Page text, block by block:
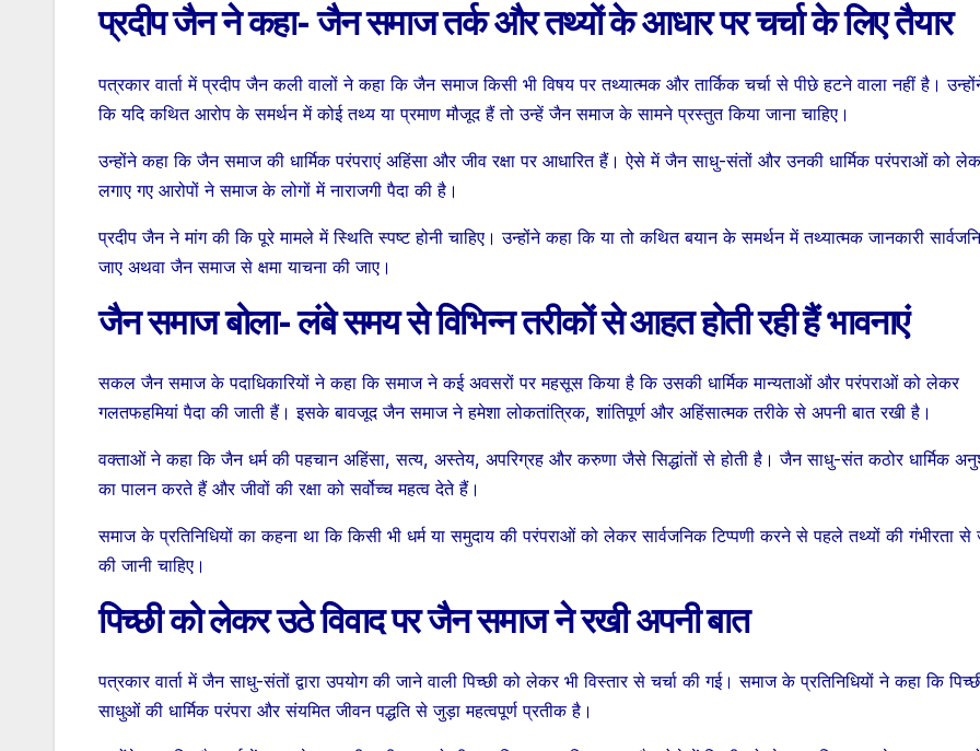
प्रदीप जैन ने कहा- जैन समाज तर्क और तथ्यों के आधार पर चर्चा के लिए तैयार
पत्रकार वार्ता में प्रदीप जैन कली वालों ने कहा कि जैन समाज किसी भी विषय पर तथ्यात्मक और तार्किक चर्चा से पीछे हटने वाला नहीं है।
कि यदि कथित आरोप के समर्थन में कोई तथ्य या प्रमाण मौजूद हैं तो उन्हें जैन समाज के सामने प्रस्तुत किया जाना चाहिए।
उन्होंने कहा कि जैन समाज की धार्मिक परंपराएं अहिंसा और जीव रक्षा पर आधारित हैं। ऐसे में जैन साधु-संतों और उनकी धार्मिक परंपराओं को
लगाए गए आरोपों ने समाज के लोगों में नाराजगी पैदा की है।
प्रदीप जैन ने मांग की कि पूरे मामले में स्थिति स्पष्ट होनी चाहिए। उन्होंने कहा कि या तो कथित बयान के समर्थन में तथ्यात्मक जानकारी
जाए अथवा जैन समाज से क्षमा याचना की जाए।
जैन समाज बोला- लंबे समय से विभिन्न तरीकों से आहत होती रही हैं भावनाएं
सकल जैन समाज के पदाधिकारियों ने कहा कि समाज ने कई अवसरों पर महसूस किया है कि उसकी धार्मिक मान्यताओं और परंपराओं को लेकर
गलतफहमियां पैदा की जाती हैं। इसके बावजूद जैन समाज ने हमेशा लोकतांत्रिक, शांतिपूर्ण और अहिंसात्मक तरीके से अपनी बात रखी है।
वक्ताओं ने कहा कि जैन धर्म की पहचान अहिंसा, सत्य, अस्तेय, अपरिग्रह और करुणा जैसे सिद्धांतों से होती है। जैन साधु-संत कठोर धार्मिक
का पालन करते हैं और जीवों की रक्षा को सर्वोच्च महत्व देते हैं।
समाज के प्रतिनिधियों का कहना था कि किसी भी धर्म या समुदाय की परंपराओं को लेकर सार्वजनिक टिप्पणी करने से पहले तथ्यों की गंभीरता से
की जानी चाहिए।
पिच्छी को लेकर उठे विवाद पर जैन समाज ने रखी अपनी बात
पत्रकार वार्ता में जैन साधु-संतों द्वारा उपयोग की जाने वाली पिच्छी को लेकर भी विस्तार से चर्चा की गई। समाज के प्रतिनिधियों ने कहा कि
साधुओं की धार्मिक परंपरा और संयमित जीवन पद्धति से जुड़ा महत्वपूर्ण प्रतीक है।
temporary-
bridge-
washed-away
To